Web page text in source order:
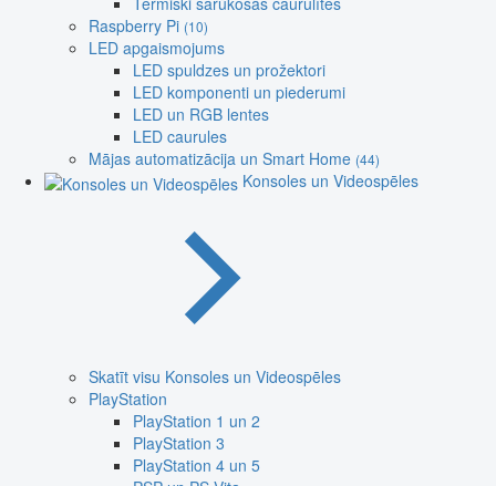
Raspberry Pi (10)
LED apgaismojums
LED spuldzes un prožektori
LED komponenti un piederumi
LED un RGB lentes
LED caurules
Mājas automatizācija un Smart Home (44)
Konsoles un Videospēles
Skatīt visu Konsoles un Videospēles
PlayStation
PlayStation 1 un 2
PlayStation 3
PlayStation 4 un 5